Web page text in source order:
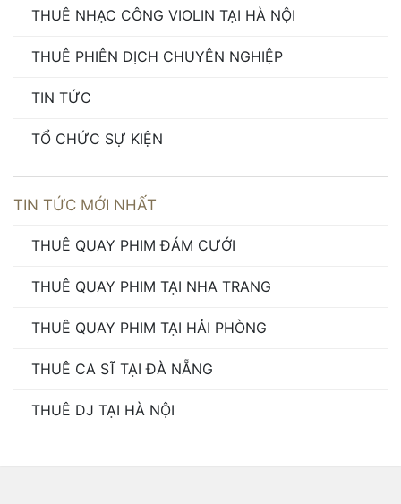
THUÊ NHẠC CÔNG VIOLIN TẠI HÀ NỘI
THUÊ PHIÊN DỊCH CHUYÊN NGHIỆP
TIN TỨC
TỔ CHỨC SỰ KIỆN
TIN TỨC MỚI NHẤT
THUÊ QUAY PHIM ĐÁM CƯỚI
THUÊ QUAY PHIM TẠI NHA TRANG
THUÊ QUAY PHIM TẠI HẢI PHÒNG
THUÊ CA SĨ TẠI ĐÀ NẴNG
THUÊ DJ TẠI HÀ NỘI